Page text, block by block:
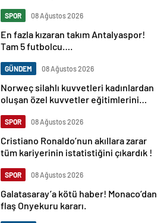
SPOR 08 Ağustos 2026
En fazla kızaran takım Antalyaspor!
Tam 5 futbolcu….
GÜNDEM 08 Ağustos 2026
Norweç silahlı kuvvetleri kadınlardan
oluşan özel kuvvetler eğitimlerini
SPOR 08 Ağustos 2026
Cristiano Ronaldo’nun akıllara zarar
tüm kariyerinin istatistiğini çıkardık !
SPOR 08 Ağustos 2026
Galatasaray’a kötü haber! Monaco’dan
flaş Onyekuru kararı.